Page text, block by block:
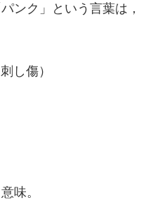
ンク」という言葉は，
し傷）
味。